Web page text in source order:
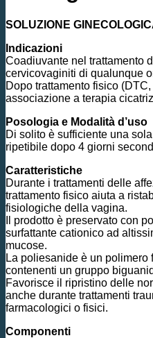
SOLUZIONE
Indicazioni
Coadiuvante nel trattamento
cervicovaginiti di qualunque
Dopo trattamento fisico
associazione a terapia
Posologia e Modalità d’uso
Di solito è sufficiente una
ripetibile dopo 4 giorni
Caratteristiche
Durante i trattamenti delle
trattamento fisico aiuta a
fisiologiche della vagina.
Il prodotto è preservato con
surfattante cationico ad
mucose.
La poliesanide è un polimero
contenenti un gruppo
Favorisce il ripristino delle
anche durante trattamenti
farmacologici o fisici.
Componenti